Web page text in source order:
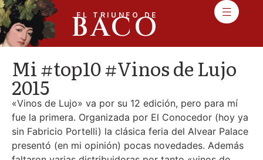
EL TRIUNFO DE
BACO
Mi #top10 #Vinos de Lujo
2015
«Vinos de Lujo» va por su 12 edición, pero para mí
fue la primera. Organizada por El Conocedor (hoy ya
sin Fabricio Portelli) la clásica feria del Alvear Palace
presentó (en mi opinión) pocas novedades. Además